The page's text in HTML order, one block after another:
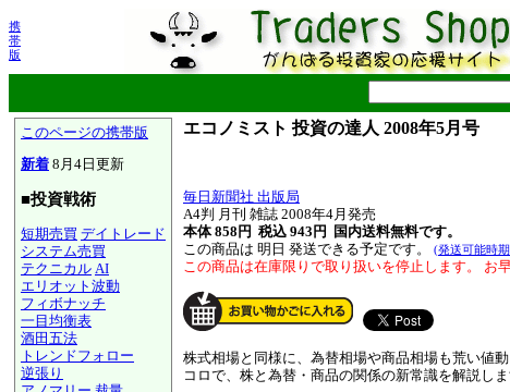
携
帯
版
このページの携帯版
新着 8月4日更新
■投資戦術
短期売買 デイトレード
システム売買
テクニカル AI
エリオット波動
フィボナッチ
一目均衡表
酒田五法
トレンドフォロー
逆張り
エコノミスト 投資の達人 2008年5月号
毎日新聞社 出版局
A4判 月刊 雑誌 2008年4月発売
本体 858円 税込 943円
国内送料無料です。
この商品は 明日 発送できる予定です。
(発送可能時
この商品は在庫限りで取り扱いを停止します。 お
株式相場と同様に、為替相場や商品相場も荒い値
コロで、株と為替・商品の関係の新常識を解説しま